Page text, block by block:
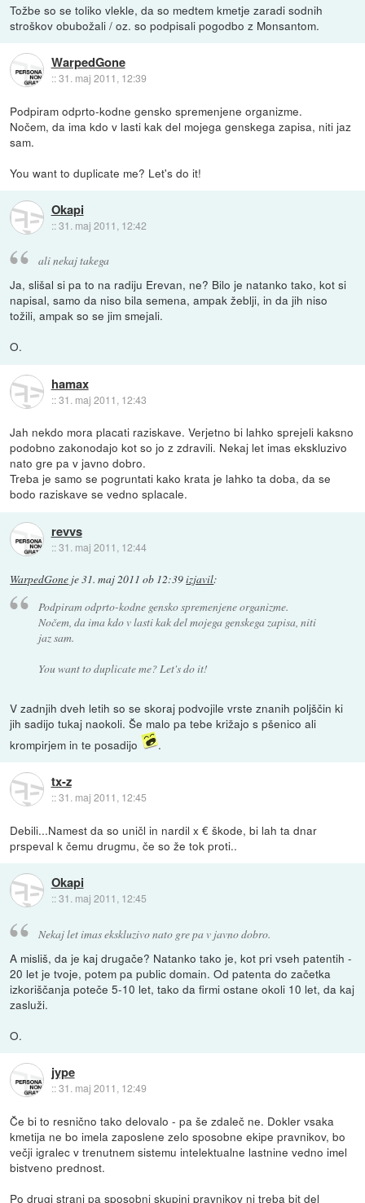
Tožbe so se toliko vlekle, da so medtem kmetje zaradi sodnih
stroškov obubožali / oz. so podpisali pogodbo z Monsantom.
WarpedGone
::31. maj 2011, 12:39
Podpiram odprto-kodne gensko spremenjene organizme.
Nočem, da ima kdo v lasti kak del mojega genskega zapisa, niti jaz
sam.
You want to duplicate me? Let's do it!
Okapi
::31. maj 2011, 12:42
ali nekaj takega
Ja, slišal si pa to na radiju Erevan, ne? Bilo je natanko tako, kot si
napisal, samo da niso bila semena, ampak žeblji, in da jih niso
tožili, ampak so se jim smejali.
O.
hamax
::31. maj 2011, 12:43
Jah nekdo mora placati raziskave. Verjetno bi lahko sprejeli kaksno
podobno zakonodajo kot so jo z zdravili. Nekaj let imas ekskluzivo
nato gre pa v javno dobro.
Treba je samo se pogruntati kako krata je lahko ta doba, da se
bodo raziskave se vedno splacale.
revvs
::31. maj 2011, 12:44
WarpedGone je31. maj 2011 ob 12:39izjavil:
Podpiram odprto-kodne gensko spremenjene organizme.
Nočem, da ima kdo v lasti kak del mojega genskega zapisa, niti
jaz sam.
You want to duplicate me? Let's do it!
V zadnjih dveh letih so se skoraj podvojile vrste znanih poljščin ki
jih sadijo tukaj naokoli. Še malo pa tebe križajo s pšenico ali
krompirjem in te posadijo
.
tx-z
::31. maj 2011, 12:45
Debili...Namest da so uničl in nardil x € škode, bi lah ta dnar
prspeval k čemu drugmu, če so že tok proti..
Okapi
::31. maj 2011, 12:45
Nekaj let imas ekskluzivo nato gre pa v javno dobro.
A misliš, da je kaj drugače? Natanko tako je, kot pri vseh patentih -
20 let je tvoje, potem pa public domain. Od patenta do začetka
izkoriščanja poteče 5-10 let, tako da firmi ostane okoli 10 let, da kaj
zasluži.
O.
jype
::31. maj 2011, 12:49
Če bi to resnično tako delovalo - pa še zdaleč ne. Dokler vsaka
kmetija ne bo imela zaposlene zelo sposobne ekipe pravnikov, bo
večji igralec v trenutnem sistemu intelektualne lastnine vedno imel
bistveno prednost.
Po drugi strani pa sposobni skupini pravnikov ni treba bit del